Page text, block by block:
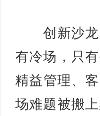
创新沙龙
有冷场，只
精益管理、
场难题被搬